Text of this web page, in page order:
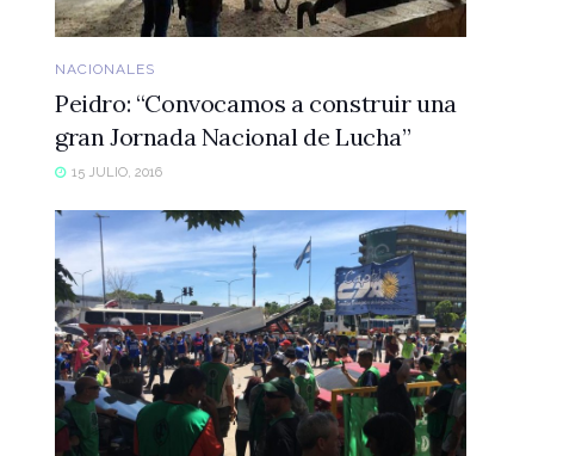
NACIONALES
Peidro: “Convocamos a construir una
gran Jornada Nacional de Lucha”
15 JULIO, 2016